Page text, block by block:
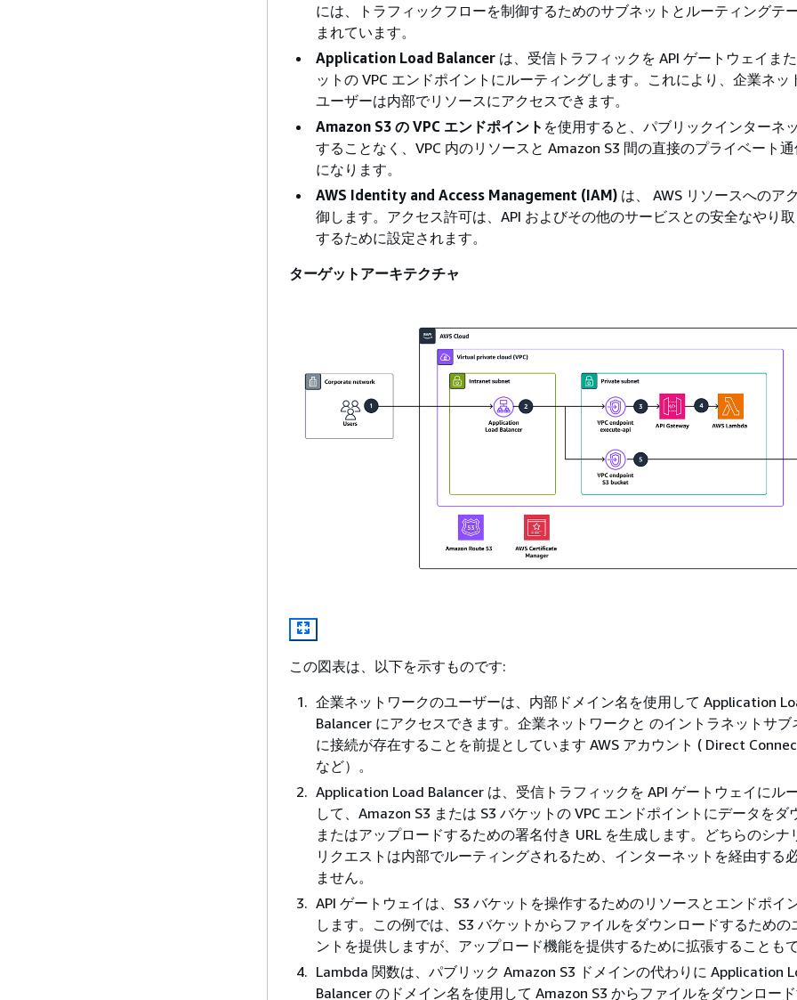
には、トラフィックフローを制御するためのサブネットとルーティングテ
まれています。
Application Load Balancer は、受信トラフィックを API ゲートウェイま
ットの VPC エンドポイントにルーティングします。これにより、企業ネッ
ユーザーは内部でリソースにアクセスできます。
Amazon S3 の VPC エンドポイント を使用すると、パブリックインターネ
することなく、VPC 内のリソースと Amazon S3 間の直接のプライベート
になります。
AWS Identity and Access Management (IAM) は、 AWS リソースへのア
御します。アクセス許可は、API およびその他のサービスとの安全なやり
するために設定されます。
ターゲットアーキテクチャ
この図表は、以下を示すものです:
企業ネットワークのユーザーは、内部ドメイン名を使用して Application
Balancer にアクセスできます。企業ネットワークと のイントラネットサブ
に接続が存在することを前提としています AWS アカウント ( Direct
など）。
Application Load Balancer は、受信トラフィックを API ゲートウェイにル
して、Amazon S3 または S3 バケットの VPC エンドポイントにデータをダ
またはアップロードするための署名付き URL を生成します。どちらのシナ
リクエストは内部でルーティングされるため、インターネットを経由する
ません。
API ゲートウェイは、S3 バケットを操作するためのリソースとエンドポイ
します。この例では、S3 バケットからファイルをダウンロードするための
ントを提供しますが、アップロード機能を提供するために拡張することもで
Lambda 関数は、パブリック Amazon S3 ドメインの代わりに Application
Balancer のドメイン名を使用して Amazon S3 からファイルをダウンロー